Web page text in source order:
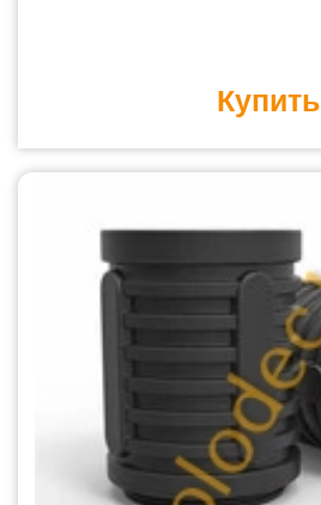
Купить